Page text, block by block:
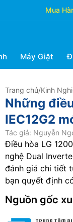
Mua
Máy Giặt
Trang chủ/Kinh
Những
IEC12G2
Tác giả: Nguyễn
Điều hòa LG
nghệ Dual
đánh giá chi tiết
bạn quyết định
Nguồn gốc